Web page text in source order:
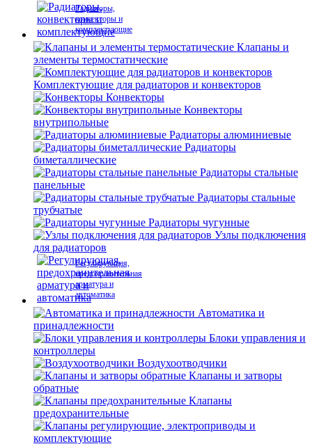
Радиаторы,
конвекторы и
комплектующие
Клапаны и
элементы термостатические
Комплектующие для радиаторов и конвекторов
Конвекторы
Конвекторы
внутрипольные
Радиаторы алюминиевые
Радиаторы
биметаллические
Радиаторы стальные
панельные
Радиаторы стальные
трубчатые
Радиаторы чугунные
Узлы подключения
для радиаторов
Регулирующая,
предохранительная
арматура и
автоматика
Автоматика и
принадлежности
Блоки управления и
контроллеры
Воздухоотводчики
Клапаны и затворы
обратные
Клапаны
предохранительные